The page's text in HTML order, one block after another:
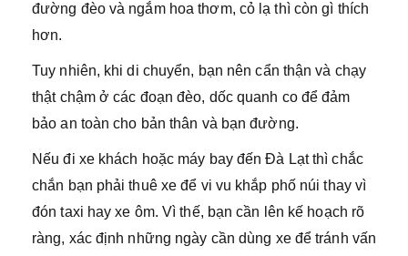
đường đèo và ngắm hoa thơm, cỏ lạ thì còn gì thích
hơn.
Tuy nhiên, khi di chuyển, bạn nên cẩn thận và chạy
thật chậm ở các đoạn đèo, dốc quanh co để đảm
bảo an toàn cho bản thân và bạn đường.
Nếu đi xe khách hoặc máy bay đến Đà Lạt thì chắc
chắn bạn phải thuê xe để vi vu khắp phố núi thay vì
đón taxi hay xe ôm. Vì thế, bạn cần lên kế hoạch rõ
ràng, xác định những ngày cần dùng xe để tránh vấn